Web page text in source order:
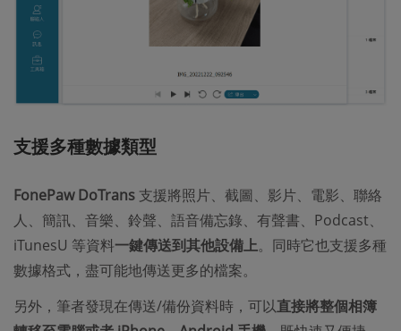
支援多種數據類型
FonePaw DoTrans 支援將照片、截圖、影片、電影、聯絡
人、簡訊、音樂、鈴聲、語音備忘錄、有聲書、Podcast、
iTunesU 等資料一鍵傳送到其他設備上。同時它也支援多種
數據格式，盡可能地傳送更多的檔案。
另外，筆者發現在傳送/備份資料時，可以直接將整個相簿